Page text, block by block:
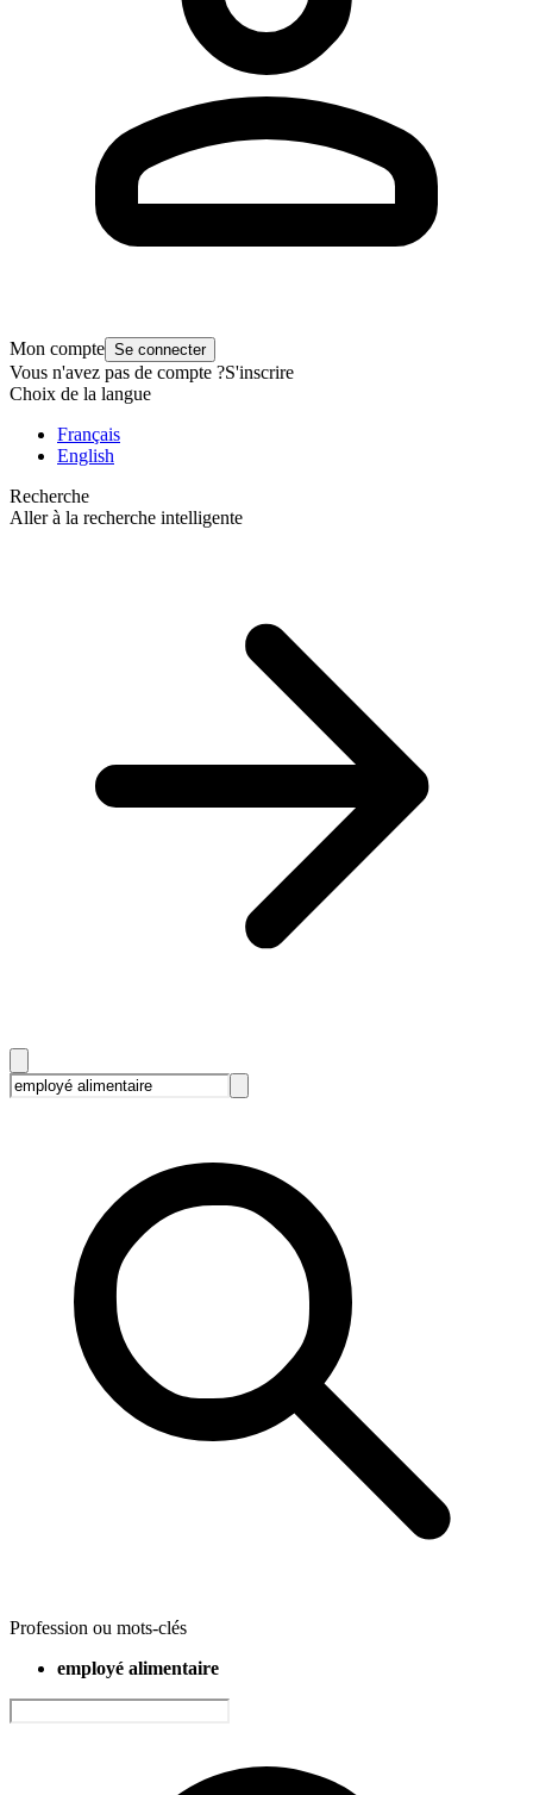
Mon compte Se connecter
Vous n'avez pas de compte ?S'inscrire
Choix de la langue
Français
English
Recherche
Aller à la recherche intelligente
Profession ou mots-clés
employé alimentaire